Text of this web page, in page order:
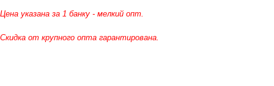
Цена указана за 1 банку - мелкий опт.
Скидка от крупного опта гарантирована.